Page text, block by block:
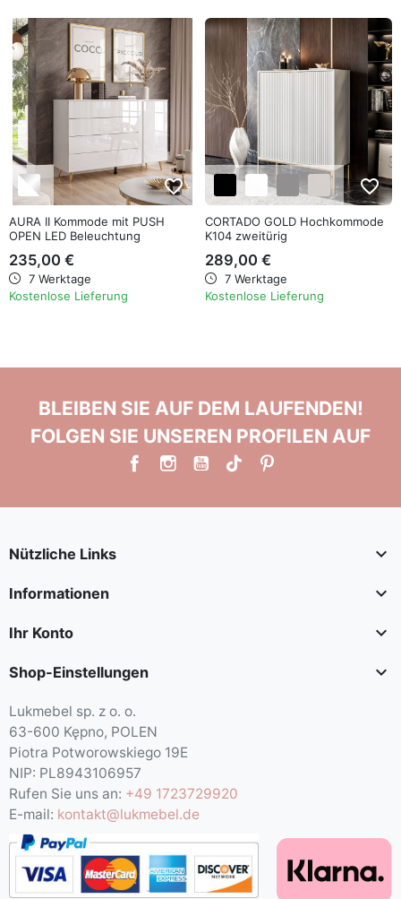
favorite_border
AURA II Kommode mit PUSH
OPEN LED Beleuchtung
235,00 €
7 Werktage
Kostenlose Lieferung
favorite_border
CORTADO GOLD Hochkommode
K104 zweitürig
289,00 €
7 Werktage
Kostenlose Lieferung
BLEIBEN SIE AUF DEM LAUFENDEN!
FOLGEN SIE UNSEREN PROFILEN AUF
Nützliche Links 
Informationen 
Ihr Konto 
Shop-Einstellungen 
Lukmebel sp. z o. o.
63-600 Kępno, POLEN
Piotra Potworowskiego 19E
NIP: PL8943106957
Rufen Sie uns an: +49 1723729920
E-mail: kontakt@lukmebel.de